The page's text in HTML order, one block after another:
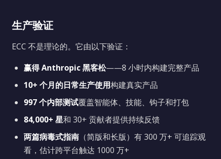
生产验证
ECC 不是理论的。它由以下验证：
赢得 Anthropic 黑客松——8 小时内构建完整产品
10+ 个月的日常生产使用构建真实产品
997 个内部测试覆盖智能体、技能、钩子和打包
84,000+ 星和 30+ 贡献者提供持续反馈
两篇病毒式指南 （简版和长版）有 300 万+ 可追踪观
看，估计跨平台触达 1000 万+